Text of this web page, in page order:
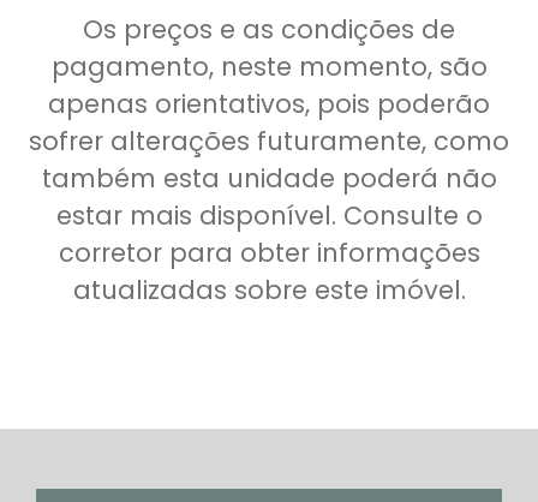
Os preços e as condições de
pagamento, neste momento, são
apenas orientativos, pois poderão
sofrer alterações futuramente, como
também esta unidade poderá não
estar mais disponível. Consulte o
corretor para obter informações
atualizadas sobre este imóvel.